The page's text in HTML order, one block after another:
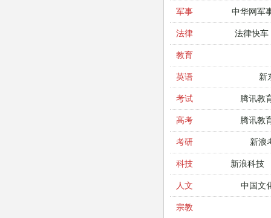
军事 中华网军
法律 法律快车
教育
英语 新
考试 腾讯教
高考 腾讯教
考研 新浪
科技 新浪科技
人文 中国文
宗教